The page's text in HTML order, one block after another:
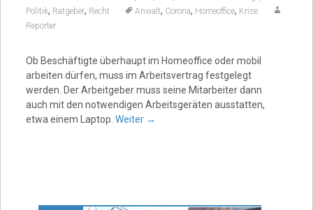
Politik, Ratgeber, Recht Anwalt, Corona, Homeoffice, Krise
Reporter
Ob Beschäftigte überhaupt im Homeoffice oder mobil
arbeiten dürfen, muss im Arbeitsvertrag festgelegt
werden. Der Arbeitgeber muss seine Mitarbeiter dann
auch mit den notwendigen Arbeitsgeräten ausstatten,
etwa einem Laptop. Weiter →